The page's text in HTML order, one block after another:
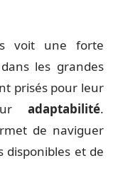
voit une forte
les grandes
prisés pour leur
adaptabilité.
de naviguer
disponibles et de